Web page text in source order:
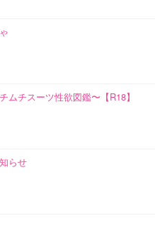
ムチスーツ性欲図鑑〜【R18】
らせ